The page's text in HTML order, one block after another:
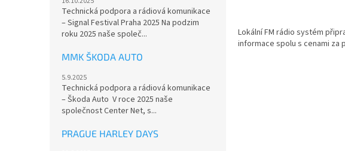
Technická podpora a rádiová komunikace
– Signal Festival Praha 2025 Na podzim
roku 2025 naše společ...
MMK ŠKODA AUTO
5.9.2025
Technická podpora a rádiová komunikace
– Škoda Auto V roce 2025 naše
společnost Center Net, s...
PRAGUE HARLEY DAYS
Lokální FM rádio systém
informace spolu s cenami za